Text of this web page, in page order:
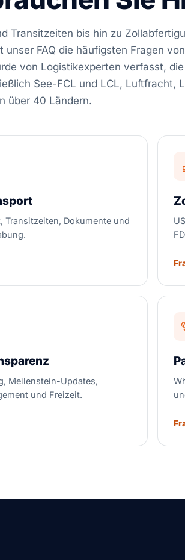
Transitzeiten bis hin zu
unser FAQ die häufigsten Fragen
von Logistikexperten verfasst,
See-FCL und LCL, Luftfracht,
über 40 Ländern.
Transitzeiten, Dokumente und
Meilenstein-Updates,
und Freizeit.